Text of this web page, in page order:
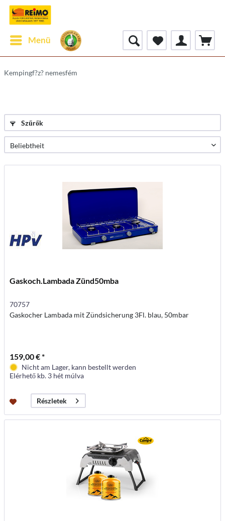
Menü
Kempingf?z? nemesfém
Szűrők
Gaskoch.Lambada Zünd50mba
70757
Gaskocher Lambada mit Zündsicherung 3Fl. blau, 50mbar
159,00 € *
Nicht am Lager, kann bestellt werden
Elérhető kb. 3 hét múlva
Részletek